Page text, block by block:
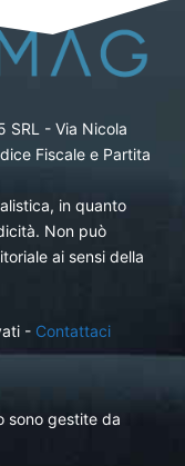
SRL - Via Nicola
Fiscale e Partita
in quanto
Non può
ai sensi della
- Contattaci
sono gestite da